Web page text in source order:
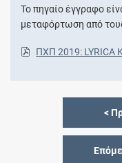
Το πηγαίο έγγραφο
μεταφόρτωση από
ΠΧΠ 2019: LYRICA
<